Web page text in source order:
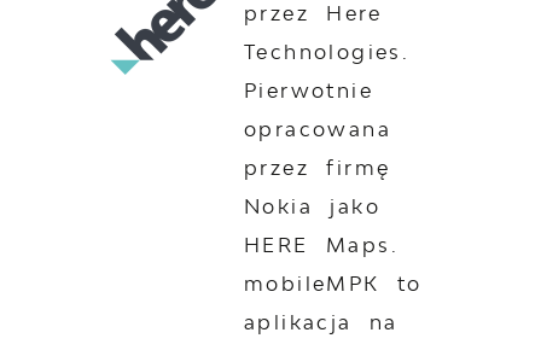
przez Here
Technologies.
Pierwotnie
opracowana
przez firmę
Nokia jako
HERE Maps.
mobileMPK to
aplikacja na